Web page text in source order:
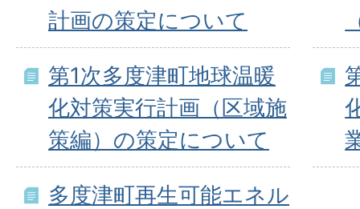
計画の策定について
第1次多度津町地球温暖
化対策実行計画（区域施
策編）の策定について
多度津町再生可能エネル